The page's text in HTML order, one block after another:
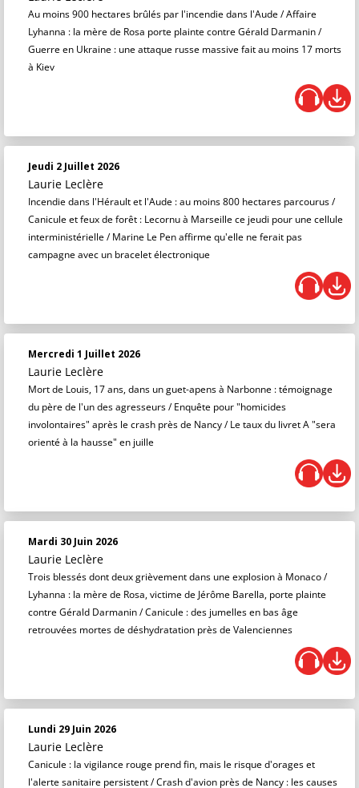
Au moins 900 hectares brûlés par l'incendie dans l'Aude / Affaire
Lyhanna : la mère de Rosa porte plainte contre Gérald Darmanin /
Guerre en Ukraine : une attaque russe massive fait au moins 17 morts
à Kiev
Jeudi 2 Juillet 2026
Laurie Leclère
Incendie dans l'Hérault et l'Aude : au moins 800 hectares parcourus /
Canicule et feux de forêt : Lecornu à Marseille ce jeudi pour une cellule
interministérielle / Marine Le Pen affirme qu'elle ne ferait pas
campagne avec un bracelet électronique
Mercredi 1 Juillet 2026
Laurie Leclère
Mort de Louis, 17 ans, dans un guet-apens à Narbonne : témoignage
du père de l'un des agresseurs / Enquête pour "homicides
involontaires" après le crash près de Nancy / Le taux du livret A "sera
orienté à la hausse" en juille
Mardi 30 Juin 2026
Laurie Leclère
Trois blessés dont deux grièvement dans une explosion à Monaco /
Lyhanna : la mère de Rosa, victime de Jérôme Barella, porte plainte
contre Gérald Darmanin / Canicule : des jumelles en bas âge
retrouvées mortes de déshydratation près de Valenciennes
Lundi 29 Juin 2026
Laurie Leclère
Canicule : la vigilance rouge prend fin, mais le risque d'orages et
l'alerte sanitaire persistent / Crash d'avion près de Nancy : les causes